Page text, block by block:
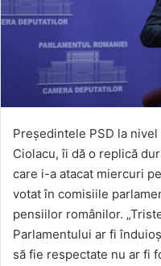
Președintele PSD la
Ciolacu, îi dă o replică
care i-a atacat miercuri
votat în comisiile
pensiilor românilor.
Parlamentului ar fi
să fie respectate nu ar fi